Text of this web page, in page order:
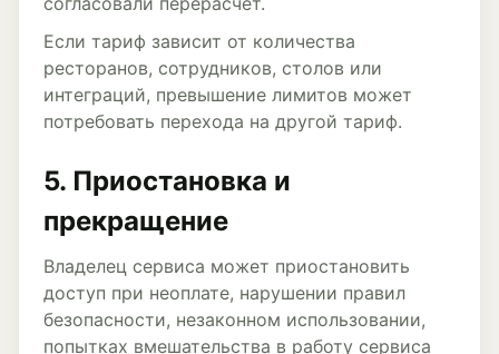
Если тариф зависит от количества
ресторанов, сотрудников, столов или
интеграций, превышение лимитов может
потребовать перехода на другой тариф.
5. Приостановка и
прекращение
Владелец сервиса может приостановить
доступ при неоплате, нарушении правил
безопасности, незаконном использовании,
попытках вмешательства в работу сервиса